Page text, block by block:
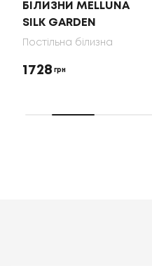
БІЛИЗНИ MELLUNA
SILK GARDEN
Постільна білизна
1728 грн